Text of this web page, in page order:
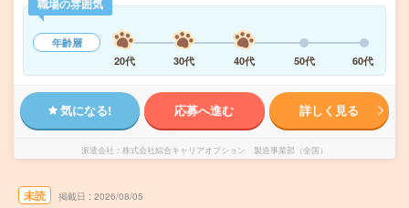
職場の雰囲気
年齢層
20代
30代 40代 50代 60代
気になる! 応募へ進む 詳しく見る
派遣会社 株式会社綜合キャリアオプション 製造事業部（全国）
未読 掲載日 2026/08/05